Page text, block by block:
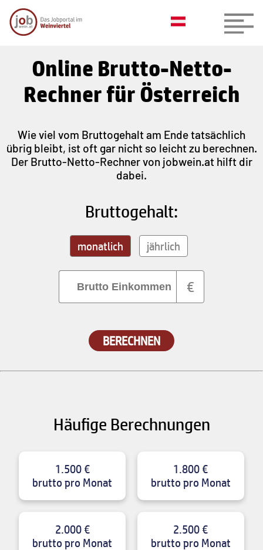
Online Brutto-Netto-
Rechner für Österreich
Wie viel vom Bruttogehalt am Ende tatsächlich
übrig bleibt, ist oft gar nicht so leicht zu berechnen.
Der Brutto-Netto-Rechner von jobwein.at hilft dir
dabei.
Bruttogehalt:
monatlich jährlich
€
BERECHNEN
Häufige Berechnungen
1.500 €
brutto pro Monat
1.800 €
brutto pro Monat
2.000 €
brutto pro Monat
2.500 €
brutto pro Monat